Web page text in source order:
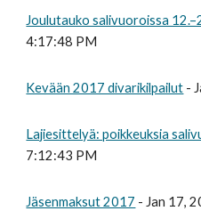
Joulutauko salivuoroissa
4:17:48 PM
Kevään 2017 divarikilpailut -
Lajiesittelyä: poikkeuksia
7:12:43 PM
Jäsenmaksut 2017 - Jan 17,